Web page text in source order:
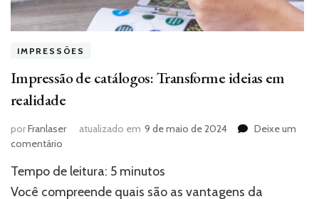
IMPRESSÕES
Impressão de catálogos: Transforme ideias em
realidade
porFranlaser atualizado em 9 de maio de 2024
Deixe um
comentário
de
catálogos:
Tempo de leitura: 5 minutos
Você compreende quais são as vantagens da